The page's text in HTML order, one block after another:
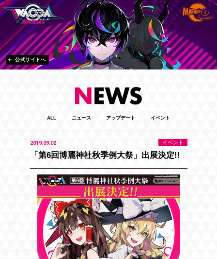
公式サイトへ
ALL ニュース アップデート イベント
2019.09.02 イベント
「第6回博麗神社秋季例大祭」出展決定!!